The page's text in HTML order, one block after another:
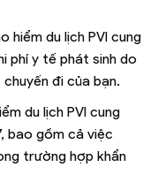
hiểm du lịch PVI cung
phí y tế phát sinh do
đi của bạn.
du lịch PVI cung
bao gồm cả việc
trường hợp khẩn